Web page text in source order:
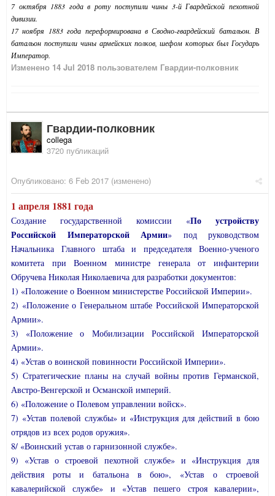
7 октября 1883 года в роту поступили чины 3-й Гвардейской пехотной
дивизии.
17 ноября 1883 года переформирована в Сводно-гвардейский батальон. В
батальон поступили чины армейских полков, шефом которых был Государь
Император.
Изменено 14 Jul 2018 пользователем Гвардии-полковник
Гвардии-полковник
collega
3720 публикаций
Опубликовано: 6 Feb 2017 (изменено)
1 апреля 1881 года
Создание государственной комиссии «По устройству
Российской Императорской Армии» под руководством
Начальника Главного штаба и председателя Военно-ученого
комитета при Военном министре генерала от инфантерии
Обручева Николая Николаевича для разработки документов:
1) «Положение о Военном министерстве Российской Империи».
2) «Положение о Генеральном штабе Российской Императорской
Армии».
3) «Положение о Мобилизации Российской Императорской
Армии».
4) «Устав о воинской повинности Российской Империи».
5) Стратегические планы на случай войны против Германской,
Австро-Венгерской и Османской империй.
6) «Положение о Полевом управлении войск».
7) «Устав полевой службы» и «Инструкция для действий в бою
отрядов из всех родов оружия».
8/ «Воинский устав о гарнизонной службе».
9) «Устав о строевой пехотной службе» и «Инструкция для
действия роты и батальона в бою», «Устав о строевой
кавалерийской службе» и «Устав пешего строя кавалерии»,